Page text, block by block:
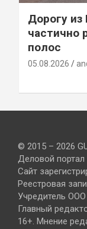
Дорогу из
частично
полос
05.08.2026
© 2015 – 2026
Деловой портал
Сайт
Реестровая
Учредитель
Главный
16+. Мнение